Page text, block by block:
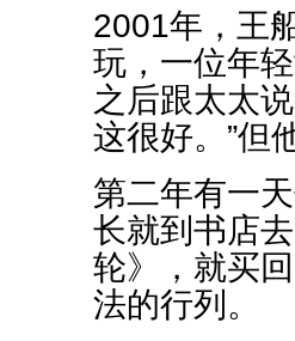
2001年，王
玩，一位年
之后跟太太
这很好。”但
第二年有一
长就到书店
轮》，就买
法的行列。